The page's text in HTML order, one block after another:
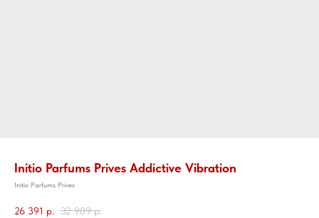
Initio Parfums Prives Addictive Vibration
Initio Parfums Prives
26 391 р. 32 989 р.